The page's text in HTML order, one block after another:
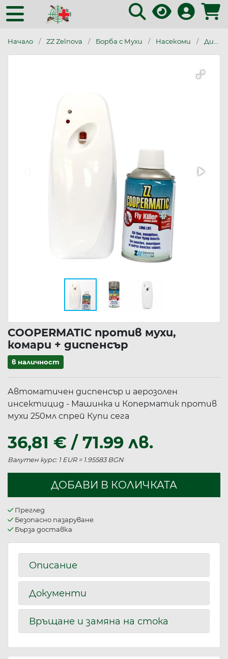
Начало ZZ Zelnova Борба с Мухи Насекоми Диспенсъри и пълнители против мухи
COOPERMATIC против мухи,
комари + диспенсър
в наличност
Автоматичен диспенсър и аерозолен
инсектицид - Машинка и Коперматик против
мухи 250мл спрей Купи сега
36,81 € / 71.99 лв.
Валутен курс: 1 EUR = 1.95583 BGN
ДОБАВИ В КОЛИЧКАТА
Преглед
Безопасно пазаруване
Бърза доставка
Описание
Документи
Връщане и замяна на стока